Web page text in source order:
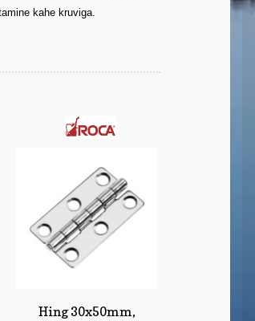
kahe kruviga.
Hing 30x50mm,